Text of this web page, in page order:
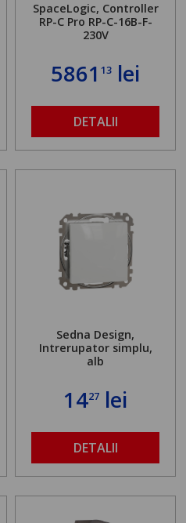
SpaceLogic, Controller
RP-C Pro RP-C-16B-F-
230V
586113 lei
DETALII
Sedna Design,
Intrerupator simplu,
alb
1427 lei
DETALII